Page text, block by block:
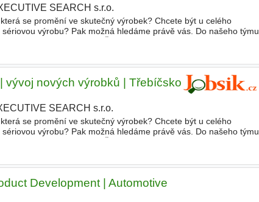
SEARCH s.r.o.
se promění ve skutečný výrobek? Chcete být u celého
výrobu? Pak možná hledáme právě vás. Do našeho týmu
vývoj nových výrobků | Třebíčsko
SEARCH s.r.o.
se promění ve skutečný výrobek? Chcete být u celého
výrobu? Pak možná hledáme právě vás. Do našeho týmu
Development | Automotive